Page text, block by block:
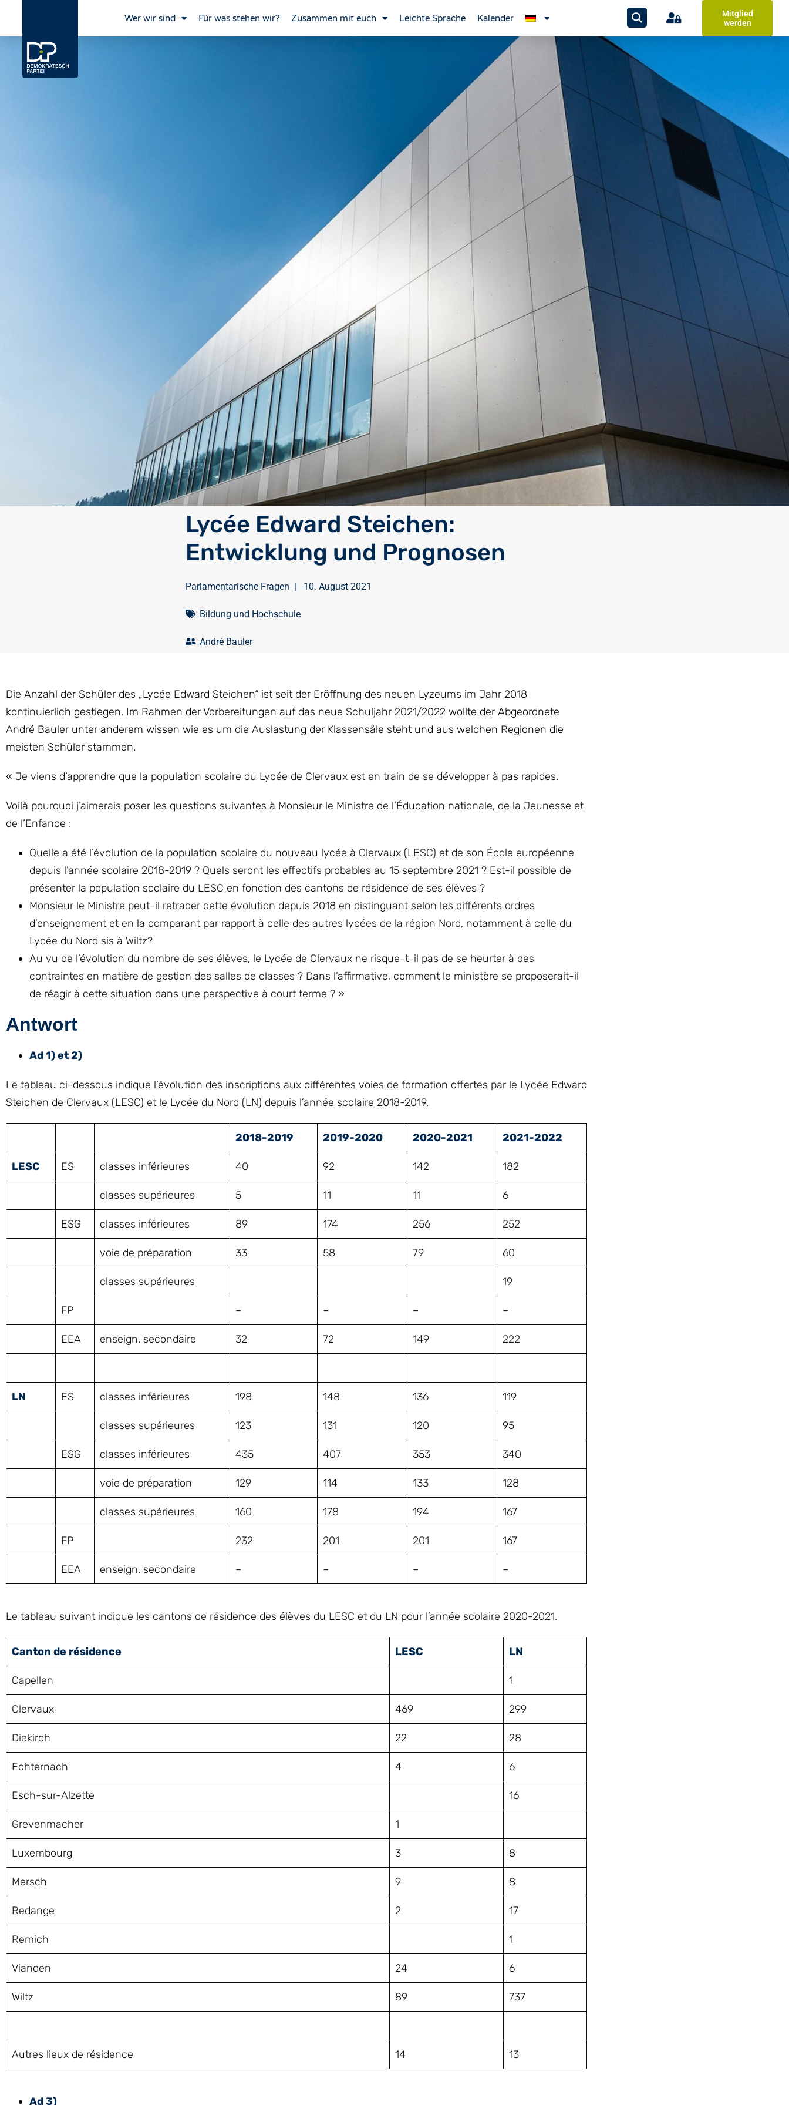
Wer wir sind Für was stehen wir? Zusammen mit euch Leichte Sprache Kalender
Mitglied
werden
Lycée Edward Steichen:
Entwicklung und Prognosen
Parlamentarische Fragen | 10. August 2021
Bildung und Hochschule
André Bauler
Die Anzahl der Schüler des „Lycée Edward Steichen“ ist seit der Eröffnung des neuen Lyzeums im Jahr 2018
kontinuierlich gestiegen. Im Rahmen der Vorbereitungen auf das neue Schuljahr 2021/2022 wollte der Abgeordnete
André Bauler unter anderem wissen wie es um die Auslastung der Klassensäle steht und aus welchen Regionen die
meisten Schüler stammen.
« Je viens d’apprendre que la population scolaire du Lycée de Clervaux est en train de se développer à pas rapides.
Voilà pourquoi j’aimerais poser les questions suivantes à Monsieur le Ministre de l’Éducation nationale, de la Jeunesse et
de l’Enfance :
Quelle a été l’évolution de la population scolaire du nouveau lycée à Clervaux (LESC) et de son École européenne
depuis l’année scolaire 2018-2019 ? Quels seront les effectifs probables au 15 septembre 2021 ? Est-il possible de
présenter la population scolaire du LESC en fonction des cantons de résidence de ses élèves ?
Monsieur le Ministre peut-il retracer cette évolution depuis 2018 en distinguant selon les différents ordres
d’enseignement et en la comparant par rapport à celle des autres lycées de la région Nord, notamment à celle du
Lycée du Nord sis à Wiltz?
Au vu de l’évolution du nombre de ses élèves, le Lycée de Clervaux ne risque-t-il pas de se heurter à des
contraintes en matière de gestion des salles de classes ? Dans l’affirmative, comment le ministère se proposerait-il
de réagir à cette situation dans une perspective à court terme ? »
Antwort
Ad 1) et 2)
Le tableau ci-dessous indique l’évolution des inscriptions aux différentes voies de formation offertes par le Lycée Edward
Steichen de Clervaux (LESC) et le Lycée du Nord (LN) depuis l’année scolaire 2018-2019.
2018-2019 2019-2020 2020-2021 2021-2022
LESC ES classes inférieures 40 92 142 182
classes supérieures 5 11 11 6
ESG classes inférieures 89 174 256 252
voie de préparation 33 58 79 60
classes supérieures 19
FP – – – –
EEA enseign. secondaire 32 72 149 222
LN ES classes inférieures 198 148 136 119
classes supérieures 123 131 120 95
ESG classes inférieures 435 407 353 340
voie de préparation 129 114 133 128
classes supérieures 160 178 194 167
FP 232 201 201 167
EEA enseign. secondaire – – – –
Le tableau suivant indique les cantons de résidence des élèves du LESC et du LN pour l’année scolaire 2020-2021.
Canton de résidence LESC LN
Capellen 1
Clervaux 469 299
Diekirch 22 28
Echternach 4 6
Esch-sur-Alzette 16
Grevenmacher 1
Luxembourg 3 8
Mersch 9 8
Redange 2 17
Remich 1
Vianden 24 6
Wiltz 89 737
Autres lieux de résidence 14 13
Ad 3)